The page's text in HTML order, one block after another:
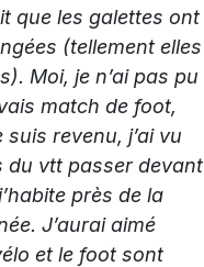
que les galettes ont
(tellement elles
Moi, je n’ai pas pu
match de foot,
revenu, j’ai vu
du vtt passer devant
près de la
J’aurai aimé
et le foot sont